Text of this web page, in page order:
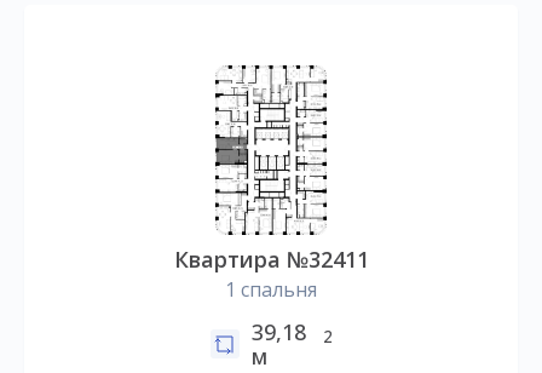
Квартира №32411
1 спальня
39,18
м
2